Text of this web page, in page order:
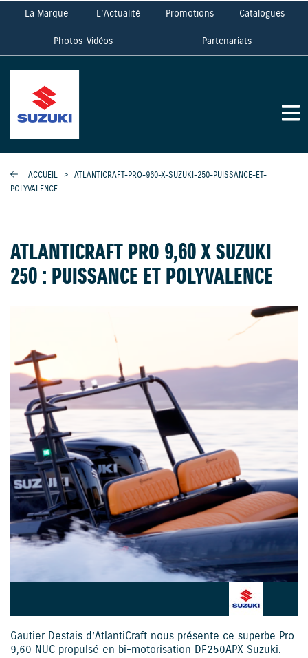
La Marque L'Actualité Promotions Catalogues
Photos-Vidéos Partenariats
ACCUEIL > ATLANTICRAFT-PRO-960-X-SUZUKI-250-PUISSANCE-ET-
POLYVALENCE
ATLANTICRAFT PRO 9,60 X SUZUKI
250 : PUISSANCE ET POLYVALENCE
Gautier Destais d’AtlantiCraft nous présente ce superbe Pro
9,60 NUC propulsé en bi-motorisation DF250APX Suzuki.